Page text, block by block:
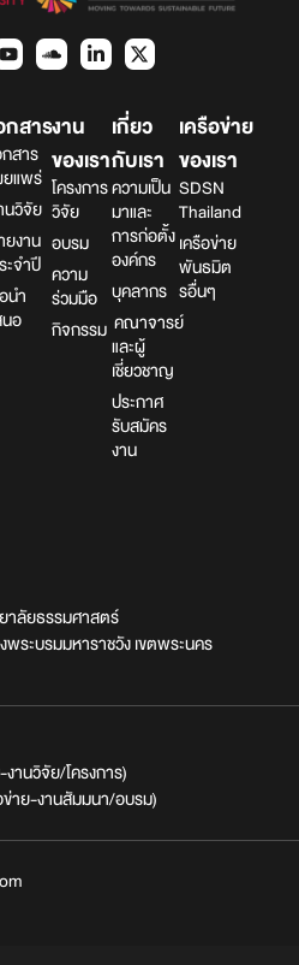
กสาร
กสาร
ยแพร่
นวิจัย
ยงาน
ะจำปี
นำ
นอ
งาน
ของเรา
โครงการ
วิจัย
อบรม
ความ
ร่วมมือ
กิจกรรม
เกี่ยว
กับเรา
ความเป็น
มาและ
การก่อตั้ง
องค์กร
บุคลากร
คณาจารย์
และผู้
เชี่ยวชาญ
ประกาศ
รับสมัคร
งาน
เครือข่าย
ของเรา
SDSN
Thailand
เครือข่าย
พันธมิต
รอื่นๆ
าลัยธรรมศาสตร์
พระบรมมหาราชวัง เขตพระนคร
นวิจัย/โครงการ)
าย-งานสัมมนา/อบรม)